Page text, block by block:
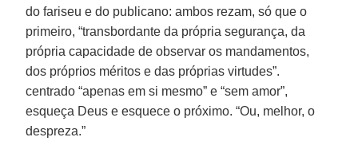
do fariseu e do publicano: ambos rezam, só que o
primeiro, “transbordante da própria segurança, da
própria capacidade de observar os mandamentos,
dos próprios méritos e das próprias virtudes”.
centrado “apenas em si mesmo” e “sem amor”,
esqueça Deus e esquece o próximo. “Ou, melhor, o
despreza.”